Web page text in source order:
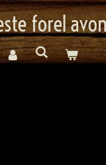
forel